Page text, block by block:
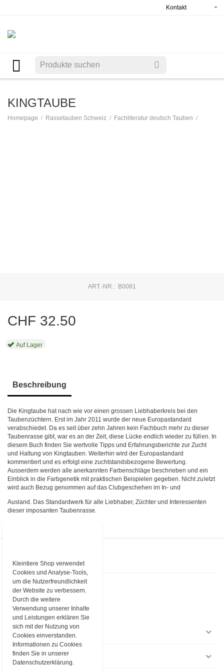
Kontakt
KINGTAUBE
Homepage / Rassetauben Schweiz / Fachliteratur deutsch Tauben /
ART.-NR.: B0081
CHF 32.50
Auf Lager
Beschreibung
Die Kingtaube hat nach wie vor einen grossen Liebhaberkreis bei den
Taubenzüchtern. Erst im Jahr 2011 wurde der neue Europastandard
verabschiedet. Da es seit über zehn Jahren kein Fachbuch mehr zu dieser
Taubenrasse gibt, war es an der Zeit, diese Lücke endlich wieder zu füllen. In
diesem Buch finden Sie wertvolle Tipps und Erfahrungsberichte zur Zucht
und Haltung von Kingtauben. Weiterhin wird der Europastandard
kommentiert und es erfolgt eine zuchtstandsbezogene Bewertung.
Ausserdem werden alle anerkannten Farbenschläge beschrieben und ein
Einblick in die Farbgenetik mit praktischen Beispielen gegeben. Nicht zuletzt
wird auch Bezug genommen auf das Clubgeschehen im In- und
Ausland. Das Standardwerk für alle Liebhaber, Züchter und Interessenten
dieser imposanten Taubenrasse.
KONTAKT
Kleintiere Schweiz
Industriestrasse 9
3362 Niederönz
Telefon+4162 552 94 65
E-Mail shop@kleintiere-schweiz.ch
EINKAUFEN
INFORMATIONEN
Kleintiere Shop verwendet
Cookies und Analyse-Tools,
um die Nutzerfreundlichkeit
der Website zu verbessern.
Durch die weitere
Verwendung unserer Inhalte
und Leistungen erklären Sie
sich mit der Nutzung von
Cookies einverstanden.
Informationen zu Cookies
finden Sie in unserer
Datenschutzerklärung.